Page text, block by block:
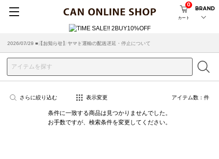
カート
0
BRAND
2026/07/29 ■【お知らせ】ヤマト運輸の配送遅延・停止について
2026/03/18 ■店舗受け取りサービスのご案内
さらに絞り込む 表示変更 アイテム数： 件
条件に一致する商品は見つかりませんでした。
お手数ですが、検索条件を変更してください。